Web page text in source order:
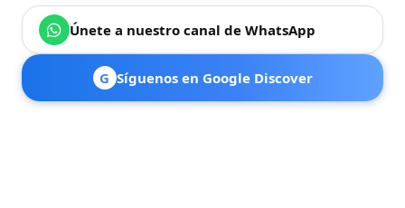
Únete a nuestro canal de WhatsApp
G Síguenos en Google Discover